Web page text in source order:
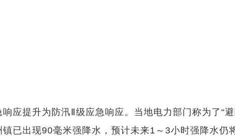
提升为防汛Ⅱ级应急响应。当地电力部门称为了“避
出现90毫米强降水，预计未来1～3小时强降水仍